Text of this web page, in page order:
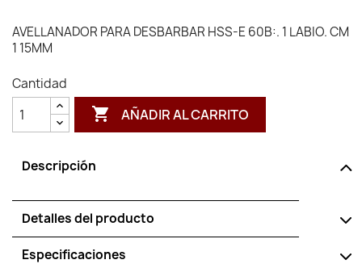
AVELLANADOR PARA DESBARBAR HSS-E 60B:. 1 LABIO. CM
1 15MM
Cantidad
 AÑADIR AL CARRITO
Descripción
Detalles del producto
Especificaciones